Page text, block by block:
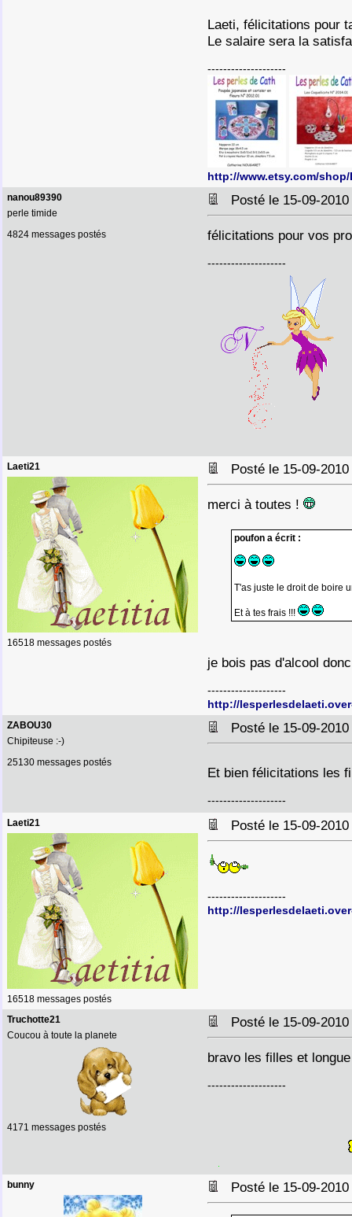
Laeti, félicitations pour
Le salaire sera la
--------------------
http://www.etsy.com/
nanou89390
perle timide
4824 messages postés
Posté le 15-09-
félicitations pour vos
--------------------
Laeti21
16518 messages postés
Posté le 15-09-
merci à toutes !
poufon a écrit :
T'as juste le droit de boire
Et à tes frais !!!
je bois pas d'alcool
--------------------
http://
ZABOU30
Chipiteuse :-)
25130 messages postés
Posté le 15-09-
Et bien félicitations les
--------------------
Laeti21
16518 messages postés
Posté le 15-09-
--------------------
http://
Truchotte21
Coucou à toute la planete
4171 messages postés
Posté le 15-09-
bravo les filles et
--------------------
bunny Posté le 15-09-